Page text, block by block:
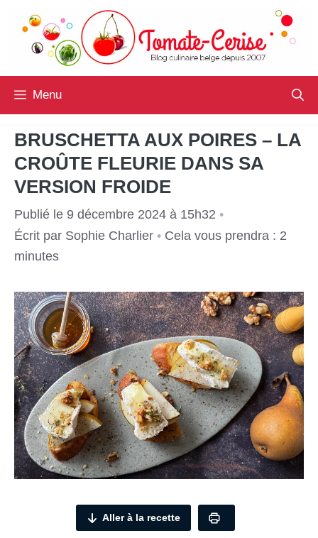
contenu
Menu
BRUSCHETTA AUX POIRES – LA
CROÛTE FLEURIE DANS SA
VERSION FROIDE
Publié le 9 décembre 2024 à 15h32 •
Écrit par Sophie Charlier • Cela vous prendra : 2
minutes
Aller à la recette